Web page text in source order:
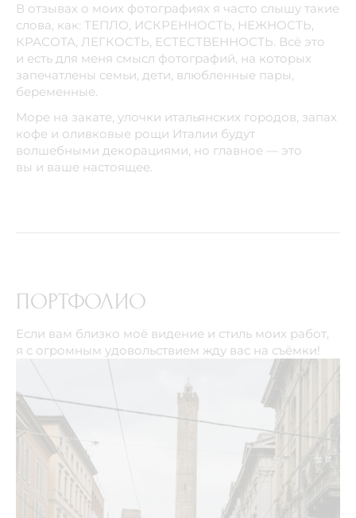
В отзывах о моих фотографиях я часто слышу такие
слова, как: ТЕПЛО, ИСКРЕННОСТЬ, НЕЖНОСТЬ,
КРАСОТА, ЛЕГКОСТЬ, ЕСТЕСТВЕННОСТЬ. Всё это
и есть для меня смысл фотографий, на которых
запечатлены семьи, дети, влюбленные пары,
беременные.
Море на закате, улочки итальянских городов, запах
кофе и оливковые рощи Италии будут
волшебными декорациями, но главное — это
вы и ваше настоящее.
ПОРТФОЛИО
Если вам близко моё видение и стиль моих работ,
я с огромным удовольствием жду вас на съёмки!